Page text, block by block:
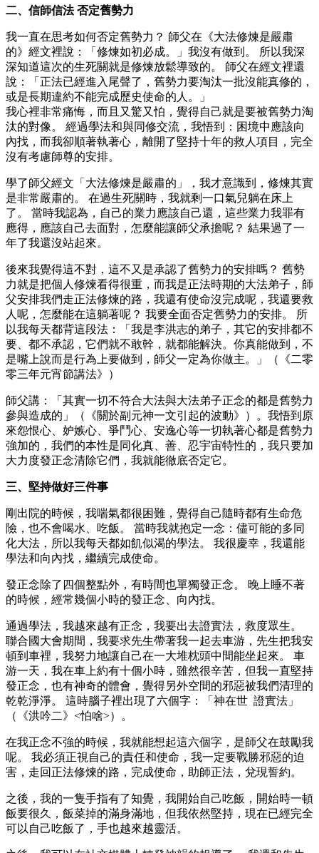
二、信師信法 否定舊勢力
我一直在思考如何否定舊勢力？ 師父在《大法修煉是嚴肅
的》經文裡說：「修煉如初必成。」我沒有做到。 所以我深
深知道這次的生死關就是修煉放鬆導致的。 師父在經文裡還
說：「正法已經進入尾聲了，舊勢力要淘汰一批沒能真修的，
或是長期違約不能完成歷史使命的人。」
我心裡非常痛悔，而且又驚又怕，覺得自己就是要被舊勢力淘
汰的對像。 經過學法和與同修交流，我悟到：困境中應該向
內找，而我卻順著執著心，離開了堅持十年的救人項目，完全
沒有考慮師尊的安排。
學了師父經文「大法修煉是嚴肅的」，我才意識到，修煉其實
是非常嚴肅的。 在過生死關時，我就剩一口氣兒躺在床上
了。 當時我認為，自己的業力應該自己還，這些業力我罪有
應得，應該自己去面對，怎麼能讓師父承擔呢？ 結果過了一
年了我還沒站起來。
後來我覺得這不對，這不又是承認了舊勢力的安排嗎？ 舊勢
力就是把個人修煉看得很重，而我是正法時期的大法弟子，師
父安排我們走正法修煉的路，我還有使命沒完成呢，我還要救
人呢，怎麼能在這躺著呢？ 我要全面否定舊勢力的安排。 所
以我每天都背這段法：「我是李洪志的弟子，其它的安排都不
要、都不承認，它們就不敢幹，就都能解決。你真能做到，不
是嘴上說而是行為上要做到，師父一定為你做主。」（《二零
零三年元宵節講法》）
師父講：「其實一切不符合大法與大法弟子正念的都是舊勢力
參與造成的」（《關於副元神一文引起的波動》）。我悟到原
來怨恨心、妒嫉心、爭鬥心、安逸心等一切執著心都是舊勢力
強加的，我們的本性是同化真、善、忍宇宙特性的，我只要加
大力度發正念清除它們，我就能徹底否定它。
三、堅持做好三件事
剛出院的時候，我喘氣都很困難，覺得自己隨時都有生命危
險，也不會喝水、吃飯。 當時我就抱定一念：儘可能的多同
化大法，所以我每天都如飢似渴的學法。 我很慶幸，我還能
學法和向內找，繼續完成使命。
發正念除了四個整點外，有時間也單獨發正念。 晚上睡不著
的時候，經常幾個小時的發正念、向內找。
通過學法，我越來越有正念，我要出去證實法，救度眾生。
聯合國大會期間，我要求先生帶著我一起去車游，先生把我安
頓到車裡，我努力地讓自己在一大堆枕頭中間能坐起來。 車
游一天，我在車上約有十個小時，雖然很辛苦，但我一直堅持
發正念，也有神奇的體會，覺得另外空間的邪惡被我們清理的
乾乾淨淨。 這時腦子裡出現了六個字：「神在世 證實法」
（《洪吟二》<怕啥>）。
在我正念不強的時候，我就能想起這六個字，是師父在鼓勵我
呢。 我必須正視自己的責任和使命，我一定要戰勝邪惡的迫
害，走回正法修煉的路，完成使命，助師正法，兌現誓約。
之後，我的一隻手指有了知覺，我開始自己吃飯，開始時一頓
飯要很久，飯菜掉的滿身滿地，但我依然堅持，現在已經完全
可以自己吃飯了，手也越來越靈活。